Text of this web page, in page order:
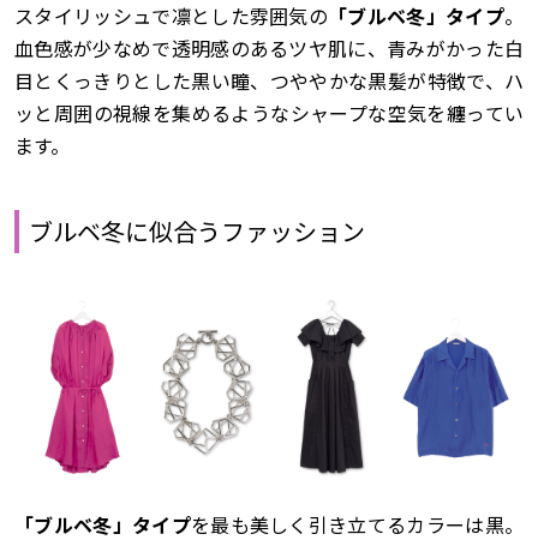
スタイリッシュで凛とした雰囲気の 「ブルベ冬」タイプ。
血色感が少なめで透明感のあるツヤ肌に、青みがかった白
目とくっきりとした黒い瞳、つややかな黒髪が特徴で、ハ
ッと周囲の視線を集めるようなシャープな空気を纏ってい
ます。
ブルベ冬に似合うファッション
「ブルベ冬」タイプを最も美しく引き立てるカラーは黒。